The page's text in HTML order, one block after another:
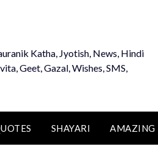
Katha, Jyotish, News, Hindi
Geet, Gazal, Wishes, SMS,
SHAYARI AMAZING